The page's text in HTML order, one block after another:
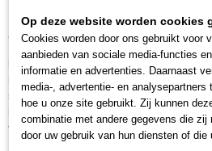
Bagagewagen type Dm 903 in de
Gummersbach ‘DB Expressdienst’. Zoals
Model:
Met draaistellen Minden-Deutz
met dubbele remblokken. Voorbereid voor
stroomgeleidende koppelingen 7319 of
interieurverlichting 73400/73401 (2x),
vormgegeven bodem voor dit model.
Lengte over de buffers ca. 28,2 cm.
Op deze website worden cookies
Cookies worden door ons gebruikt voor
aanbieden van sociale media-functies
informatie en advertenties. Daarnaast
media-, advertentie- en analysepartners
hoe u onze site gebruikt. Zij kunnen
combinatie met andere gegevens die zij
door uw gebruik van hun diensten of die